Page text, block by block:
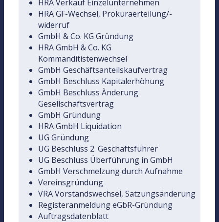
HRA Verkauf Einzelunternehmen
HRA GF-Wechsel, Prokuraerteilung/-
widerruf
GmbH & Co. KG Gründung
HRA GmbH & Co. KG
Kommanditistenwechsel
GmbH Geschäftsanteilskaufvertrag
GmbH Beschluss Kapitalerhöhung
GmbH Beschluss Änderung
Gesellschaftsvertrag
GmbH Gründung
HRA GmbH Liquidation
UG Gründung
UG Beschluss 2. Geschäftsführer
UG Beschluss Überführung in GmbH
GmbH Verschmelzung durch Aufnahme
Vereinsgründung
VRA Vorstandswechsel, Satzungsänderung
Registeranmeldung eGbR-Gründung
Auftragsdatenblatt